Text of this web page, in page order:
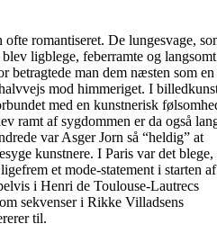
romantiseret. De lungesvage,
ligblege, feberramte og langsomt
man dem næsten som en
mod himmeriget. I
med en kunstnerisk
ramt af sygdommen er da også
var Asger Jorn så “heldig” at
kunstnere. I Paris var det blege,
et mode-statement i starten af
i Henri de Toulouse-Lautrecs
sekvenser i Rikke Villadsens
til.